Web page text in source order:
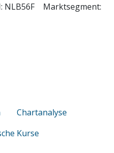
NLB56F
Marktsegment:
Chartanalyse
Kurse